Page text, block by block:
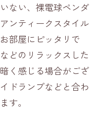
ない、裸電球ペンダ
ンティークスタイル
部屋にピッタリで
どのリラックスした
く感じる場合がござ
ドランプなどと合わ
す。